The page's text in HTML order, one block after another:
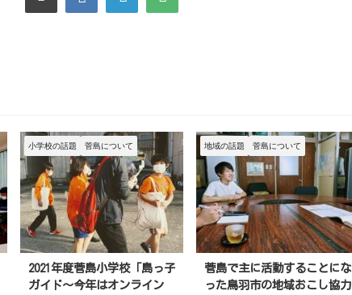
小学校の話題 菅島について
2021年度菅島小学校「島っ子
ガイド～今年はオンライン
地域の話題 菅島について
菅島で主に活動することにな
った鳥羽市の地域おこし協力